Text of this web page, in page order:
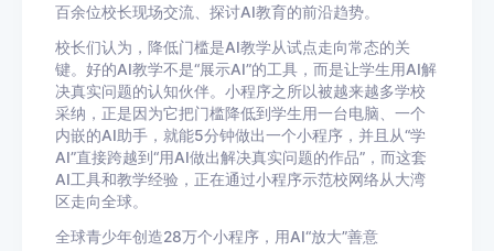
百余位校长现场交流、探讨AI教育的前沿趋势。
校长们认为，降低门槛是AI教学从试点走向常态的关
键。好的AI教学不是“展示AI”的工具，而是让学生用AI解
决真实问题的认知伙伴。小程序之所以被越来越多学校
采纳，正是因为它把门槛降低到学生用一台电脑、一个
内嵌的AI助手，就能5分钟做出一个小程序，并且从“学
AI”直接跨越到“用AI做出解决真实问题的作品”，而这套
AI工具和教学经验，正在通过小程序示范校网络从大湾
区走向全球。
全球青少年创造28万个小程序，用AI“放大”善意